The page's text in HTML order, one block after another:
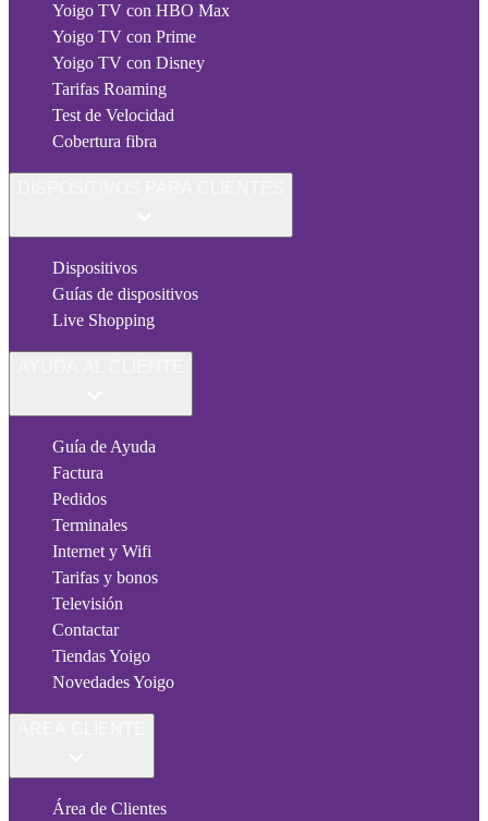
Yoigo TV con HBO Max
Yoigo TV con Prime
Yoigo TV con Disney
Tarifas Roaming
Test de Velocidad
Cobertura fibra
Dispositivos
Guías de dispositivos
Live Shopping
Guía de Ayuda
Factura
Pedidos
Terminales
Internet y Wifi
Tarifas y bonos
Televisión
Contactar
Tiendas Yoigo
Novedades Yoigo
Área de Clientes